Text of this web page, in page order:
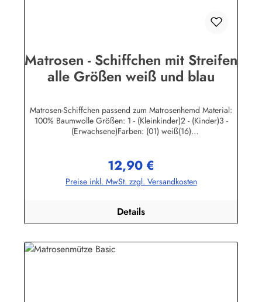
Matrosen - Schiffchen mit Streifen
alle Größen weiß und blau
Matrosen-Schiffchen passend zum Matrosenhemd Material:
100% Baumwolle Größen: 1 - (Kleinkinder)2 - (Kinder)3 -
(Erwachsene)Farben: (01) weiß(16)
bekleidung.de
Regulärer Preis:
12,90 €
Preise inkl. MwSt. zzgl. Versandkosten
Details